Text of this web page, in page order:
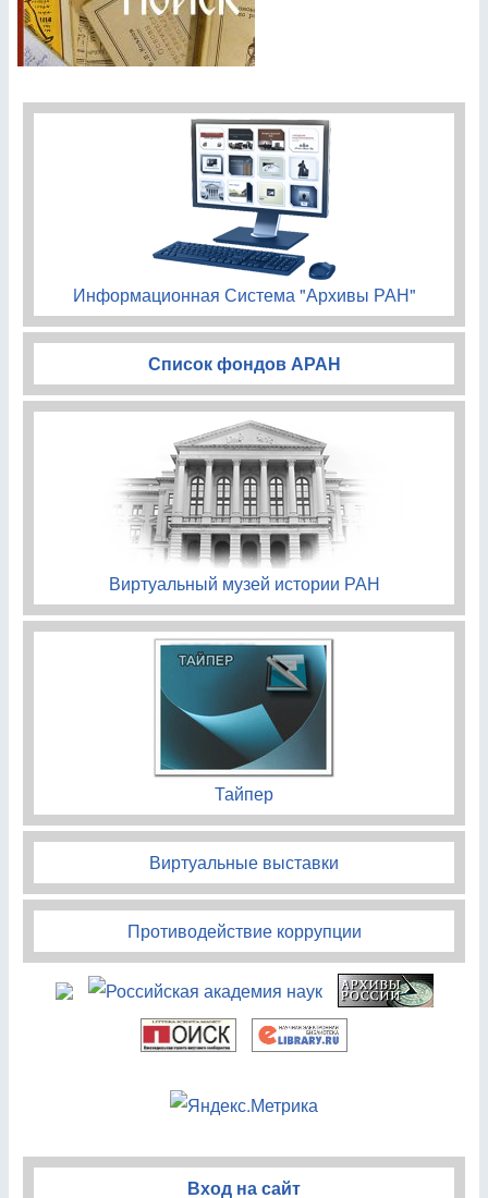
Информационная Система "Архивы РАН"
Список фондов АРАН
Виртуальный музей истории РАН
Тайпер
Виртуальные выставки
Противодействие коррупции
Вход на сайт